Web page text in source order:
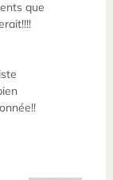
que